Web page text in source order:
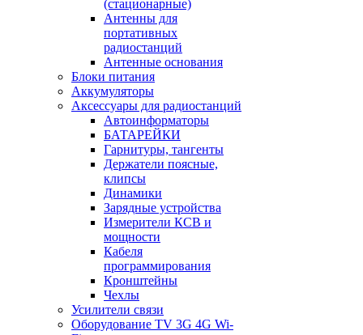
(стационарные)
Антенны для
портативных
радиостанций
Антенные основания
Блоки питания
Аккумуляторы
Аксессуары для радиостанций
Автоинформаторы
БАТАРЕЙКИ
Гарнитуры, тангенты
Держатели поясные,
клипсы
Динамики
Зарядные устройства
Измерители КСВ и
мощности
Кабеля
программирования
Кронштейны
Чехлы
Усилители связи
Оборудование TV 3G 4G Wi-